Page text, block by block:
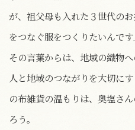
が、祖父母も入れた３世代の
をつなぐ服をつくりたいんです
その言葉からは、地域の織物
人と地域のつながりを大切に
の布雑貨の温もりは、奥塩さ
ろう。